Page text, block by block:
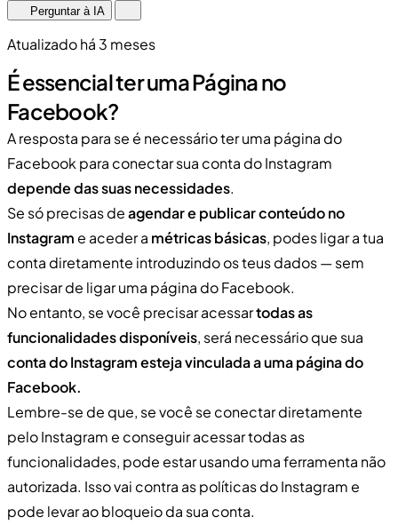
Perguntar à IA
Atualizado há 3 meses
É essencial ter uma Página no
Facebook?
A resposta para se é necessário ter uma página do
Facebook para conectar sua conta do Instagram
depende das suas necessidades.
Se só precisas deagendar e publicar conteúdo no
Instagrame aceder a métricas básicas, podes ligar a tua
conta diretamente introduzindo os teus dados — sem
precisar de ligar uma página do Facebook.
No entanto, se você precisar acessartodas as
funcionalidades disponíveis, será necessário que sua
conta do Instagram esteja vinculada a uma página do
Facebook.
Lembre-se de que, se você se conectar diretamente
pelo Instagram e conseguir acessar todas as
funcionalidades, pode estar usando uma ferramenta não
autorizada. Isso vai contra as políticas do Instagram e
pode levar ao bloqueio da sua conta.